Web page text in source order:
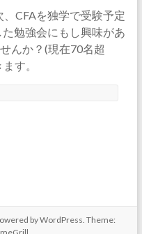
CFAを独学で受験予定
勉強会にもし興味があ
んか？(現在70名超
す。
byWordPress. Theme: